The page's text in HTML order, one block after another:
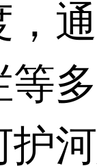
等
护